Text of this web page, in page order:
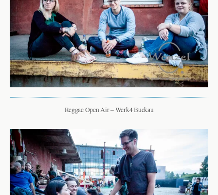
Reggae Open Air – Werk4 Buckau